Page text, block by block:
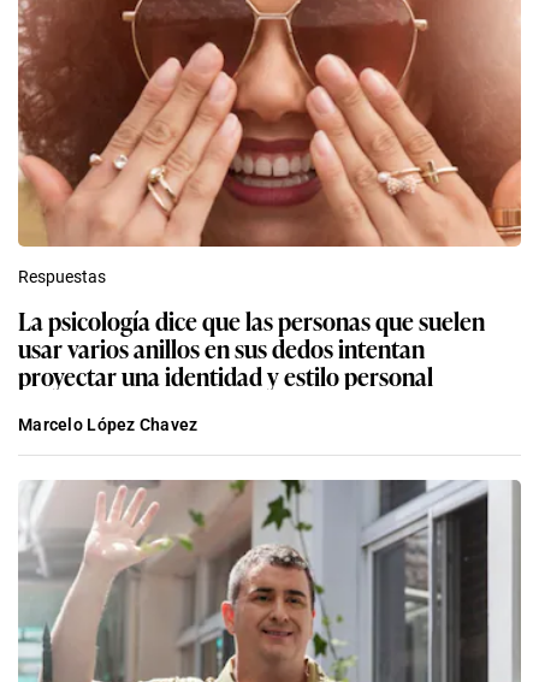
Respuestas
La psicología dice que las personas que suelen
usar varios anillos en sus dedos intentan
proyectar una identidad y estilo personal
Marcelo López Chavez